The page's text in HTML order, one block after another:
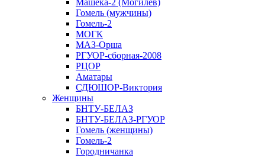
Машека-2 (Могилев)
Гомель (мужчины)
Гомель-2
МОГК
МАЗ-Орша
РГУОР-сборная-2008
РЦОР
Аматары
СДЮШОР-Виктория
Женщины
БНТУ-БЕЛАЗ
БНТУ-БЕЛАЗ-РГУОР
Гомель (женщины)
Гомель-2
Городничанка